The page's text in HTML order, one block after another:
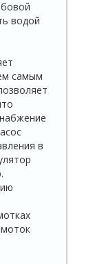
водой
самым
в